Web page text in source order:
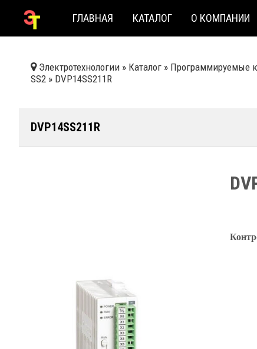
ГЛАВНАЯ КАТАЛОГ О КОМПАНИИ
Электротехнологии » Каталог » Программируемые
SS2 » DVP14SS211R
DVP14SS211R